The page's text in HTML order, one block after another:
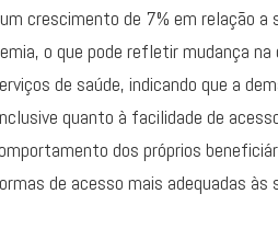
crescimento de 7% em relação a
o que pode refletir mudança
de saúde, indicando que a
quanto à facilidade de
dos próprios
de acesso mais adequadas